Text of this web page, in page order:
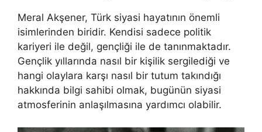
Meral Akşener, Türk siyasi hayatının önemli
isimlerinden biridir. Kendisi sadece politik
kariyeri ile değil, gençliği ile de tanınmaktadır.
Gençlik yıllarında nasıl bir kişilik sergilediği ve
hangi olaylara karşı nasıl bir tutum takındığı
hakkında bilgi sahibi olmak, bugünün siyasi
atmosferinin anlaşılmasına yardımcı olabilir.